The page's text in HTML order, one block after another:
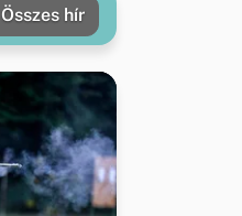
Összes hír